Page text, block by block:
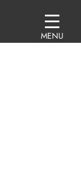
MENU